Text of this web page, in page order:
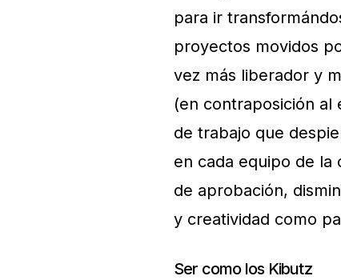
para ir
proyectos movidos
vez más liberador y
(en contraposición al
de trabajo que
en cada equipo de la
de aprobación,
y creatividad como
Ser como los Kibutz